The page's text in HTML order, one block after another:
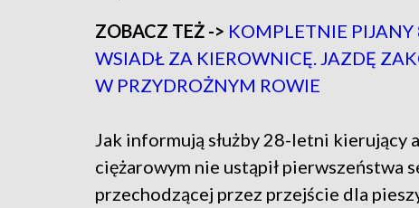
ZOBACZ TEŻ -> KOMPLETNIE
WSIADŁ ZA KIEROWNICĘ. JAZDĘ
W PRZYDROŻNYM ROWIE
Jak informują służby 28-letni kierujący
ciężarowym nie ustąpił pierwszeństwa
przechodzącej przez przejście dla